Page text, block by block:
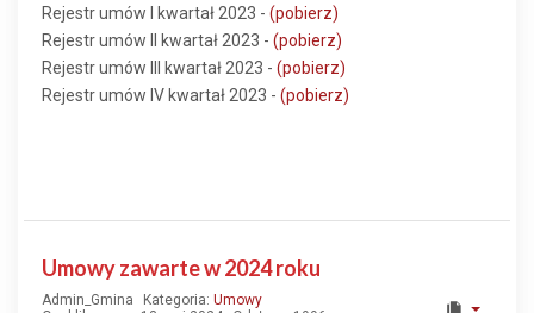
Rejestr umów I kwartał 2023 - (pobierz)
Rejestr umów II kwartał 2023 - (pobierz)
Rejestr umów III kwartał 2023 - (pobierz)
Rejestr umów IV kwartał 2023 - (pobierz)
Umowy zawarte w 2024 roku
Admin_Gmina Kategoria: Umowy